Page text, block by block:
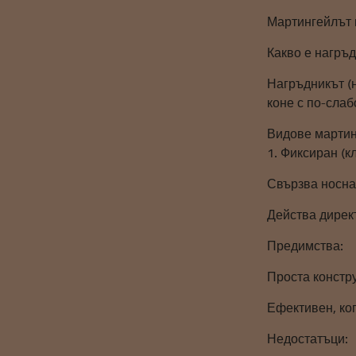
Какво е
Нагръдникът
коне с по-
Видове
1. Фиксиран
Свързва
Действа
Предимства:
Проста
Ефективен,
Недостатъци: